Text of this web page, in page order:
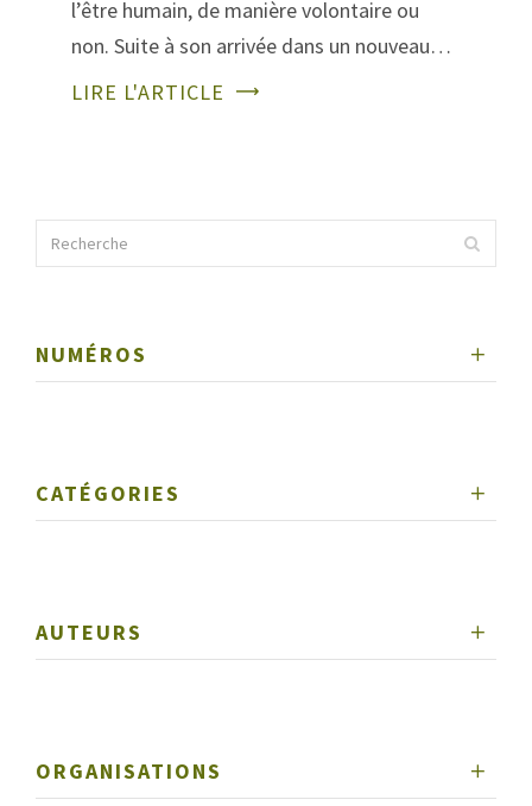
l’être humain, de manière volontaire ou
non. Suite à son arrivée dans un nouveau…
LIRE L'ARTICLE
NUMÉROS
CATÉGORIES
AUTEURS
ORGANISATIONS